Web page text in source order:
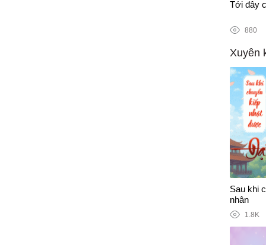
Tới đây
880
Xuyên
Sau khi
nhân
1.8K